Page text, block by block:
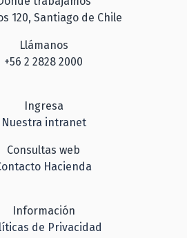
120, Santiago de Chile
Llámanos
+56 2 2828 2000
Ingresa
Nuestra intranet
Consultas web
Hacienda
Información
de Privacidad